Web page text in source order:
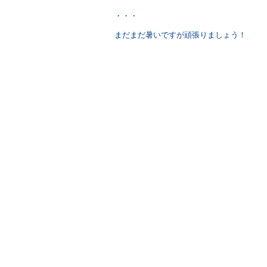
・・・
まだまだ暑いですが頑張りましょう！